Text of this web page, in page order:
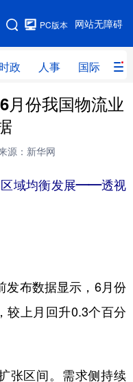
网站无障碍
PC版本
时政 人事 国际 财
时政 人事
网评
量子
信息化 数字经济
份我国物流业
源：新华网
区域均衡发展——透视
布数据显示，6月份
较上月回升0.3个百分
区间。需求侧持续